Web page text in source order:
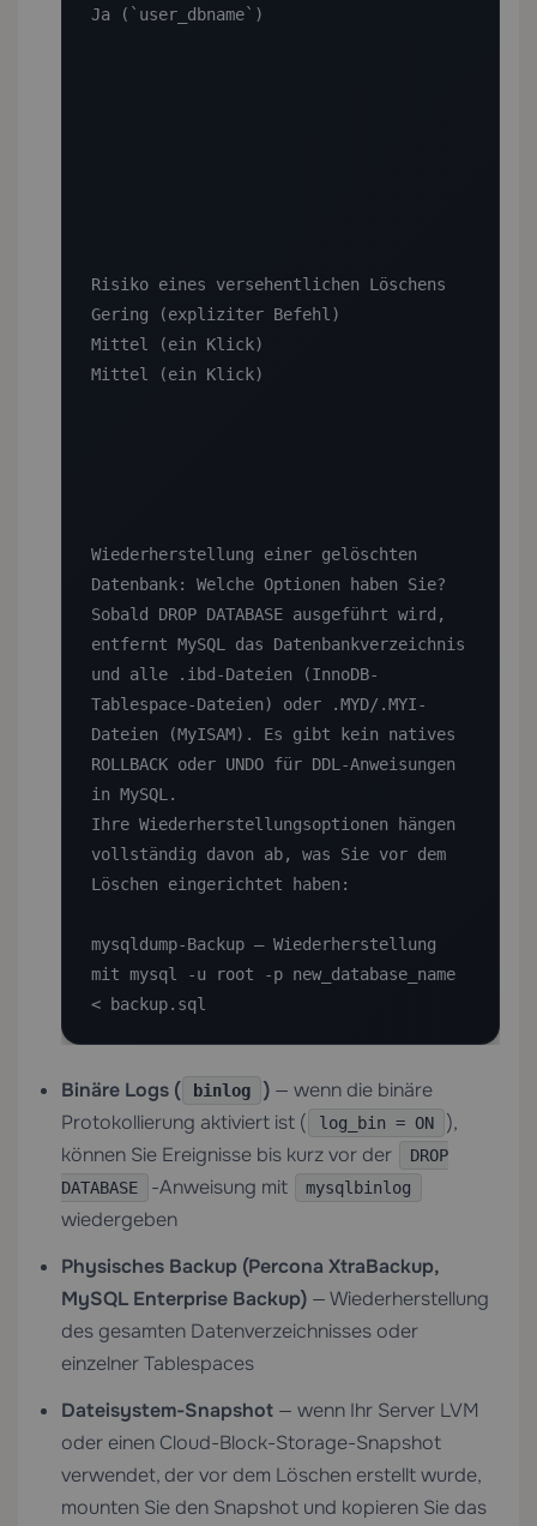
Ja (`user_dbname`)
Risiko eines versehentlichen Löschens
Gering (expliziter Befehl)
Mittel (ein Klick)
Mittel (ein Klick)
Wiederherstellung einer gelöschten
Datenbank: Welche Optionen haben Sie?
Sobald DROP DATABASE ausgeführt wird,
entfernt MySQL das Datenbankverzeichnis
und alle .ibd-Dateien (InnoDB-
Tablespace-Dateien) oder .MYD/.MYI-
Dateien (MyISAM). Es gibt kein natives
ROLLBACK oder UNDO für DDL-Anweisungen
in MySQL.
Ihre Wiederherstellungsoptionen hängen
vollständig davon ab, was Sie vor dem
Löschen eingerichtet haben:
mysqldump-Backup — Wiederherstellung
mit mysql -u root -p new_database_name
< backup.sql
Binäre Logs ( binlog ) — wenn die binäre
Protokollierung aktiviert ist (
log_bin = ON
),
können Sie Ereignisse bis kurz vor der
DROP
DATABASE
-Anweisung mit mysqlbinlog
wiedergeben
Physisches Backup (Percona XtraBackup,
MySQL Enterprise Backup) — Wiederherstellung
des gesamten Datenverzeichnisses oder
einzelner Tablespaces
Dateisystem-Snapshot — wenn Ihr Server LVM
oder einen Cloud-Block-Storage-Snapshot
verwendet, der vor dem Löschen erstellt wurde,
mounten Sie den Snapshot und kopieren Sie das